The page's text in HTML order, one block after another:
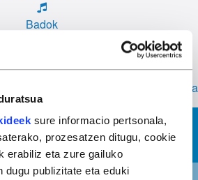
sure informacio pertsonala,
prozesatzen ditugu, cookie
erabiliz eta zure gailuko
dugu publizitate eta eduki
Badok
Izan BERRIAlaguna
foru hauteskundeak - M28
Emaitzak